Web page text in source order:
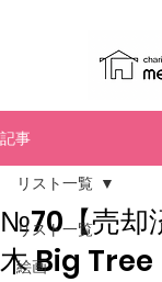
記事
リスト一覧
絵画
リスト一覧
№70【売却
木 Big Tree